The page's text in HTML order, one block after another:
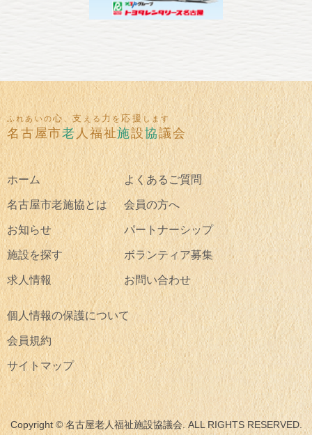
ふれあいの心 、支 える 力を 応援 します
名古屋市老 人福祉施設協議会
ホーム
名古屋市老施協とは
お知らせ
施設を探す
求人情報
よくあるご質問
会員の方へ
パートナーシップ
ボランティア募集
お問い合わせ
個人情報の保護について
会員規約
サイトマップ
Copyright © 名古屋老人福祉施設協議会. ALL RIGHTS RESERVED.